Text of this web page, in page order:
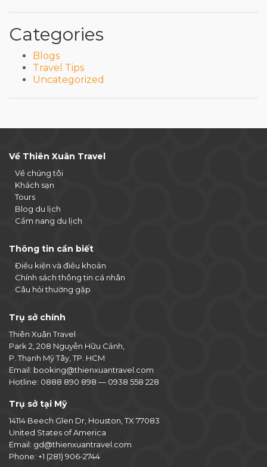
Categories
Blogs
Travel Tips
Uncategorized
Về Thiên Xuân Travel
Về chúng tôi
Khách sạn
Tours
Blog du lịch
Cẩm nang du lịch
Thông tin cần biết
Điều kiện và điều khoản
Chính sách thông tin cá nhân
Câu hỏi thường gặp
Trụ sở chính
Thiên Xuân Travel
Park 2, 208 Nguyễn Hữu Cảnh,
P. Thạnh Mỹ Tây, TP. HCM
Email: booking@thienxuantravel.com
Hotline: 0888 890 898 — 0938 558 228
Trụ sở tại Mỹ
14114 Beech Glen Dr, Houston, TX 77083
United States of America
Email: gd@thienxuantravel.com
Phone: +1 (281) 906-2744